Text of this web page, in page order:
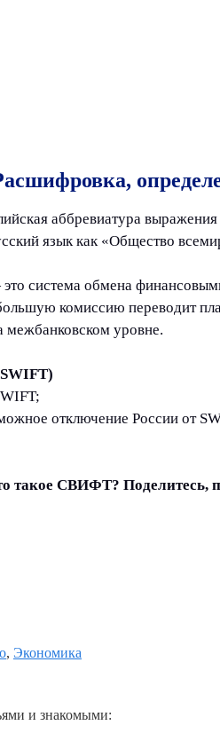
аббревиатура
язык как «Общество
система обмена
комиссию переводит
межбанковском уровне.
отключение России от
такое СВИФТ? Поделитесь,
, Экономика
и знакомыми: